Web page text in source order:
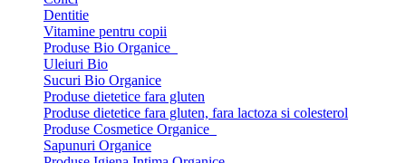
Dentitie
Vitamine pentru copii
Produse Bio Organice
Uleiuri Bio
Sucuri Bio Organice
Produse dietetice fara gluten
Produse dietetice fara gluten, fara lactoza si colesterol
Produse Cosmetice Organice
Sapunuri Organice